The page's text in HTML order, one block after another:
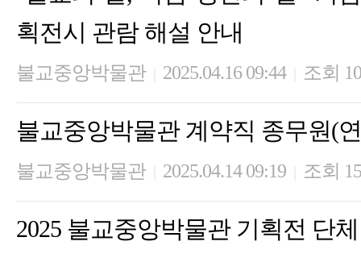
획전시 관람 해설 안내
불교중앙박물관 2025.04.16 09:44 조회
불교중앙박물관 계약직 종무원(
불교중앙박물관 2025.04.14 09:19 조회
2025 불교중앙박물관 기획전 단